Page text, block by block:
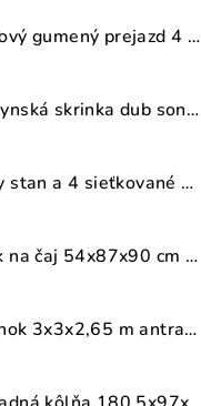
vidaXL Káblový gumený prejazd 4 ks 2-kanálový 101,5 cm
vidaXL Kuchynská skrinka dub sonoma 38x41,5x131,5 cm kompozitné drevo
vidaXL Párty stan a 4 sieťkované bočné steny antracitový 2,5x2,5m HDPE
vidaXL Vozík na čaj 54x87x90 cm masívna akácia
vidaXL Altánok 3x3x2,65 m antracitový 180 g/m²